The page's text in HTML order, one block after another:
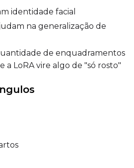
identidade facial
na generalização de
de enquadramentos
a LoRA vire algo de "só rosto"